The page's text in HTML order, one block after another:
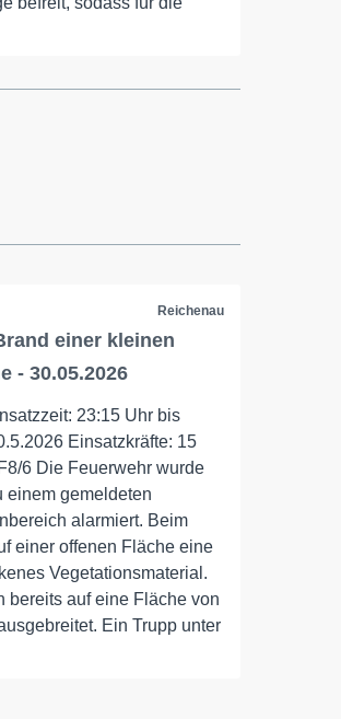
Reichenau
einer kleinen
- 30.05.2026
23:15 Uhr bis
Einsatzkräfte: 15
6 Die Feuerwehr wurde
einem gemeldeten
alarmiert. Beim
einer offenen Fläche eine
Vegetationsmaterial.
bereits auf eine Fläche von
Ein Trupp unter